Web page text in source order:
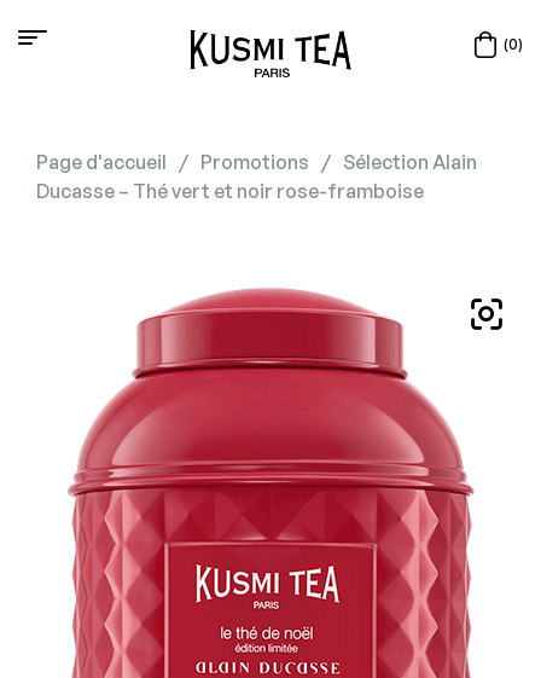
(0)
Page d'accueil / Promotions / Sélection Alain
Ducasse – Thé vert et noir rose-framboise